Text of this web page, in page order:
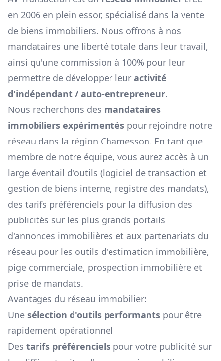
en 2006 en plein essor, spécialisé dans la vente
de biens immobiliers. Nous offrons à nos
mandataires une liberté totale dans leur travail,
ainsi qu'une commission à 100% pour leur
permettre de développer leur activité
d'indépendant / auto-entrepreneur.
Nous recherchons des mandataires
immobiliers expérimentés pour rejoindre notre
réseau dans la région Chamesson. En tant que
membre de notre équipe, vous aurez accès à un
large éventail d'outils (logiciel de transaction et
gestion de biens interne, registre des mandats),
des tarifs préférenciels pour la diffusion des
publicités sur les plus grands portails
d'annonces immobilières et aux partenariats du
réseau pour les outils d'estimation immobilière,
pige commerciale, prospection immobilière et
prise de mandats.
Avantages du réseau immobilier:
Une sélection d'outils performants pour être
rapidement opérationnel
Des tarifs préférenciels pour votre publicité sur